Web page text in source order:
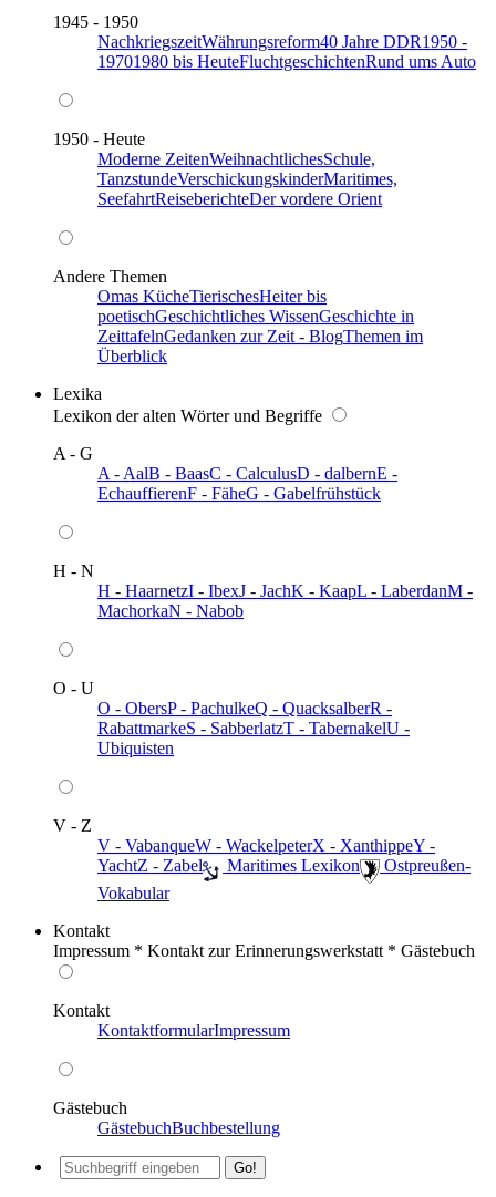
1945 - 1950
NachkriegszeitWährungsreform40 Jahre DDR1950 -
19701980 bis HeuteFluchtgeschichtenRund ums Auto
1950 - Heute
Moderne ZeitenWeihnachtlichesSchule,
TanzstundeVerschickungskinderMaritimes,
SeefahrtReiseberichteDer vordere Orient
Andere Themen
Omas KücheTierischesHeiter bis
poetischGeschichtliches WissenGeschichte in
ZeittafelnGedanken zur Zeit - BlogThemen im
Überblick
Lexika
Lexikon der alten Wörter und Begriffe
A - G
A - AalB - BaasC - CalculusD - dalbernE -
EchauffierenF - FäheG - Gabelfrühstück
H - N
H - HaarnetzI - IbexJ - JachK - KaapL - LaberdanM -
MachorkaN - Nabob
O - U
O - ObersP - PachulkeQ - QuacksalberR -
RabattmarkeS - SabberlatzT - TabernakelU -
Ubiquisten
V - Z
V - VabanqueW - WackelpeterX - XanthippeY -
YachtZ - Zabel ️ Maritimes Lexikon
️ Ostpreußen-
Vokabular
Kontakt
Impressum * Kontakt zur Erinnerungswerkstatt * Gästebuch
Kontakt
KontaktformularImpressum
Gästebuch
GästebuchBuchbestellung